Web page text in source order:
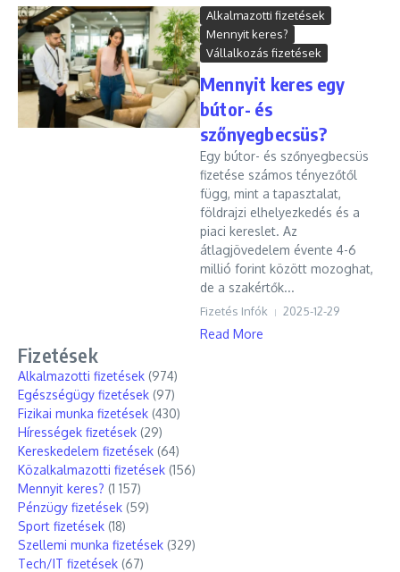
Alkalmazotti fizetések
Mennyit keres?
Vállalkozás fizetések
Mennyit keres egy
bútor- és
szőnyegbecsüs?
Egy bútor- és szőnyegbecsüs
fizetése számos tényezőtől
függ, mint a tapasztalat,
földrajzi elhelyezkedés és a
piaci kereslet. Az
átlagjövedelem évente 4-6
millió forint között mozoghat,
de a szakértők...
Fizetés Infók 2025-12-29
Read More
Fizetések
Alkalmazotti fizetések (974)
Egészségügy fizetések (97)
Fizikai munka fizetések (430)
Hírességek fizetések (29)
Kereskedelem fizetések (64)
Közalkalmazotti fizetések (156)
Mennyit keres? (1 157)
Pénzügy fizetések (59)
Sport fizetések (18)
Szellemi munka fizetések (329)
Tech/IT fizetések (67)